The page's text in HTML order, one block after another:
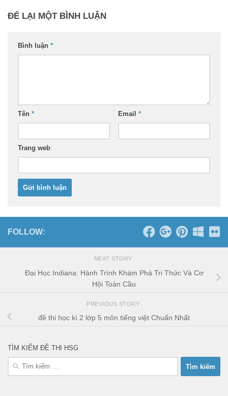
ĐỂ LẠI MỘT BÌNH LUẬN
Bình luận *
Tên * Email *
Trang web
FOLLOW:
NEXT STORY
Đại Học Indiana: Hành Trình Khám Phá Tri Thức Và Cơ
Hội Toàn Cầu
PREVIOUS STORY
đề thi học kì 2 lớp 5 môn tiếng việt Chuẩn Nhất
TÌM KIẾM ĐỀ THI HSG
Tìm